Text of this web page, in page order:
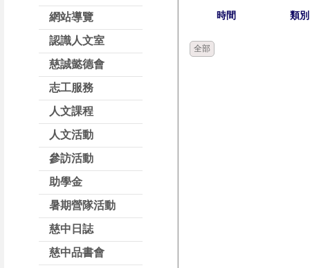
網站導覽
認識人文室
慈誠懿德會
志工服務
人文課程
人文活動
參訪活動
助學金
暑期營隊活動
慈中日誌
慈中品書會
時間 類別
全部